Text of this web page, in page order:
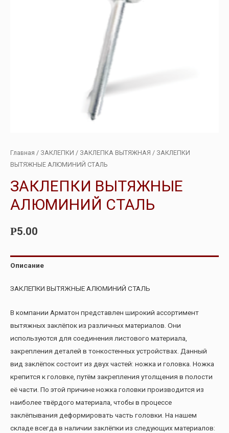
Главная / ЗАКЛЕПКИ / ЗАКЛЕПКА ВЫТЯЖНАЯ / ЗАКЛЕПКИ
ВЫТЯЖНЫЕ АЛЮМИНИЙ СТАЛЬ
ЗАКЛЕПКИ ВЫТЯЖНЫЕ
АЛЮМИНИЙ СТАЛЬ
Р5.00
Описание
ЗАКЛЕПКИ ВЫТЯЖНЫЕ АЛЮМИНИЙ СТАЛЬ
В компании Арматон представлен широкий ассортимент
вытяжных заклёпок из различных материалов. Они
используются для соединения листового материала,
закрепления деталей в тонкостенных устройствах. Данный
вид заклёпок состоит из двух частей: ножка и головка. Ножка
крепится к головке, путём закрепления утолщения в полости
её части. По этой причине ножка головки производится из
наиболее твёрдого материала, чтобы в процессе
заклёпывания деформировать часть головки. На нашем
складе всегда в наличии заклёпки из следующих материалов: